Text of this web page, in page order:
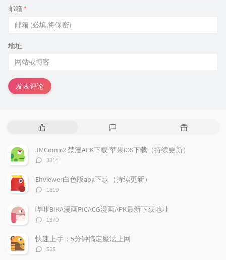
邮箱 *
地址
发表评论
热
文
章
评
论
随
JMComic2 禁漫APK下载 苹果iOS下载（持续更新）
评
数：
3314
Ehviewer白色版apk下载（持续更新）
评
数：
1819
哔咔BIKA漫画PICACG漫画APK最新下载地址
评
数：
1370
快速上手：5分钟搞定魔法上网
评
565